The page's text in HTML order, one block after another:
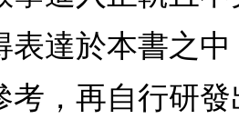
達於本書之
，再自行研發